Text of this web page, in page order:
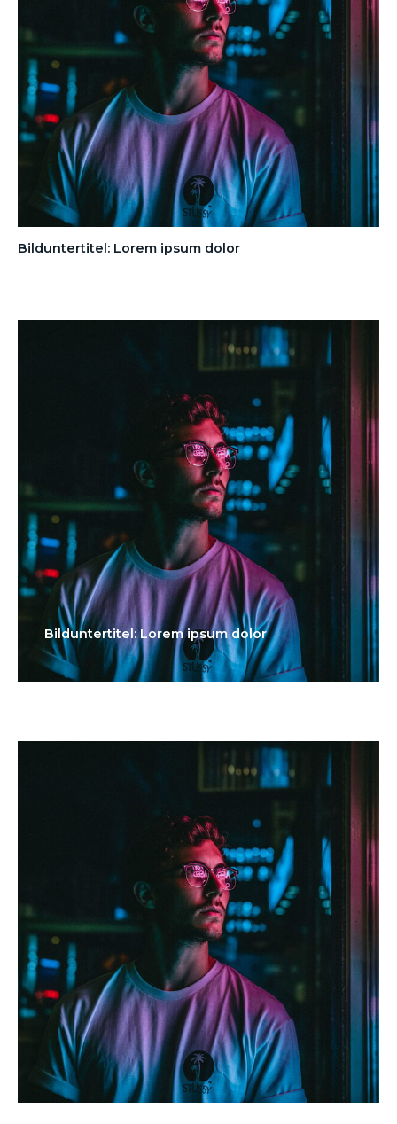
Bilduntertitel: Lorem ipsum dolor
Bilduntertitel: Lorem ipsum dolor